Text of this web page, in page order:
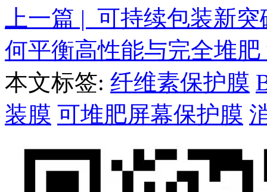
上一篇 | 可持续包装新
何平衡高性能与完全堆肥
本文标签: 纤维素保护膜
装膜 可堆肥屏幕保护膜